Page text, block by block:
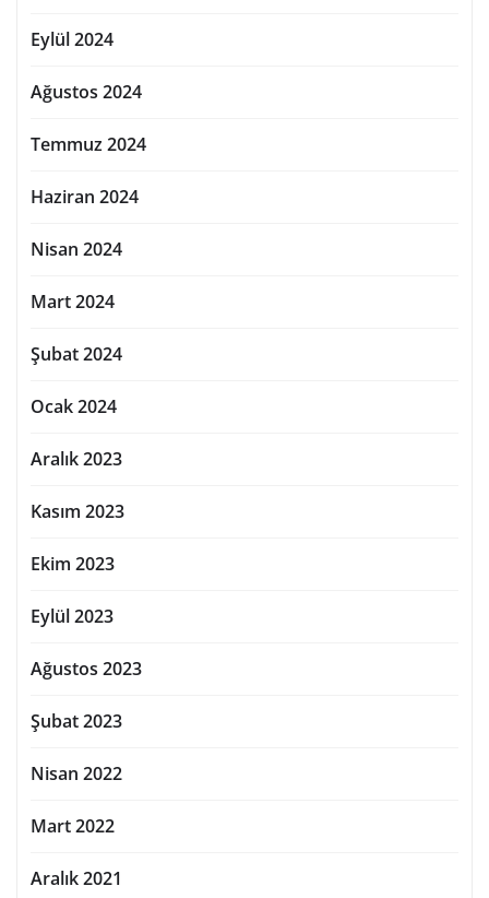
Eylül 2024
Ağustos 2024
Temmuz 2024
Haziran 2024
Nisan 2024
Mart 2024
Şubat 2024
Ocak 2024
Aralık 2023
Kasım 2023
Ekim 2023
Eylül 2023
Ağustos 2023
Şubat 2023
Nisan 2022
Mart 2022
Aralık 2021